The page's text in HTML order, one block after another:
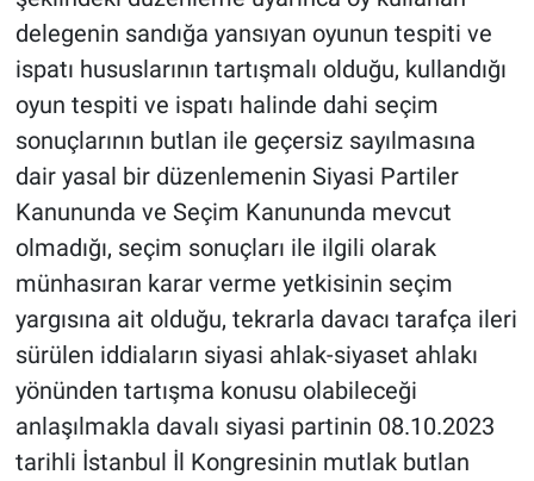
delegenin sandığa yansıyan oyunun tespiti ve
ispatı hususlarının tartışmalı olduğu, kullandığı
oyun tespiti ve ispatı halinde dahi seçim
sonuçlarının butlan ile geçersiz sayılmasına
dair yasal bir düzenlemenin Siyasi Partiler
Kanununda ve Seçim Kanununda mevcut
olmadığı, seçim sonuçları ile ilgili olarak
münhasıran karar verme yetkisinin seçim
yargısına ait olduğu, tekrarla davacı tarafça ileri
sürülen iddiaların siyasi ahlak-siyaset ahlakı
yönünden tartışma konusu olabileceği
anlaşılmakla davalı siyasi partinin 08.10.2023
tarihli İstanbul İl Kongresinin mutlak butlan